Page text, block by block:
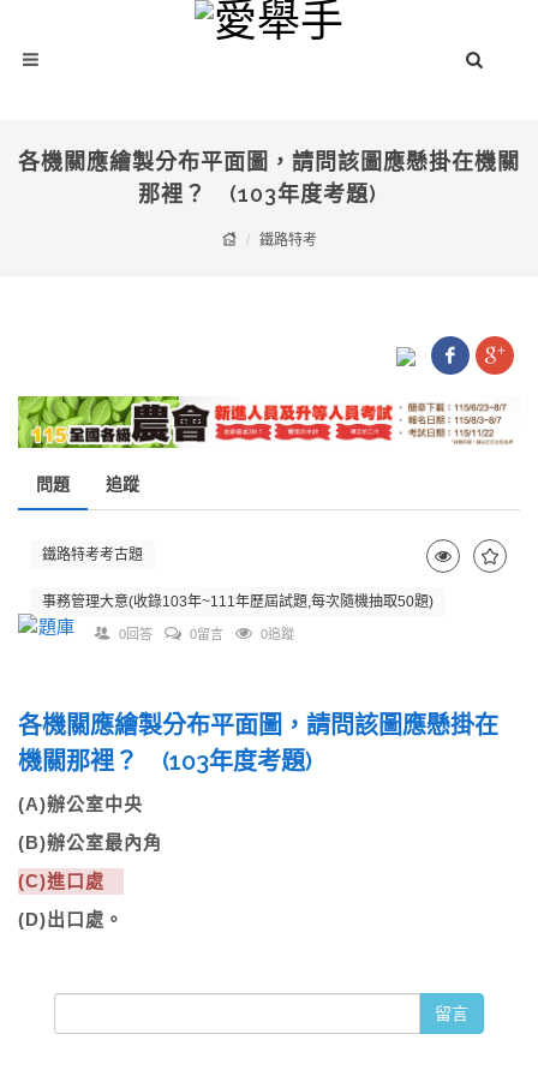
各機關應繪製分布平面圖，請問該圖應懸掛在機關
那裡？ (103年度考題)
鐵路特考
問題 追蹤
鐵路特考考古題
事務管理大意(收錄103年~111年歷屆試題,每次隨機抽取50題)
0回答 0留言 0追蹤
各機關應繪製分布平面圖，請問該圖應懸掛在
機關那裡？ (103年度考題)
(A)辦公室中央
(B)辦公室最內角
(C)進口處
(D)出口處。
留言